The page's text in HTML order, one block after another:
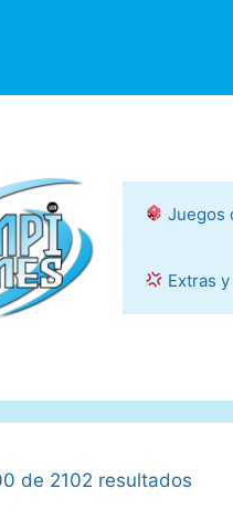
Juegos
Extras
de 2102 resultados